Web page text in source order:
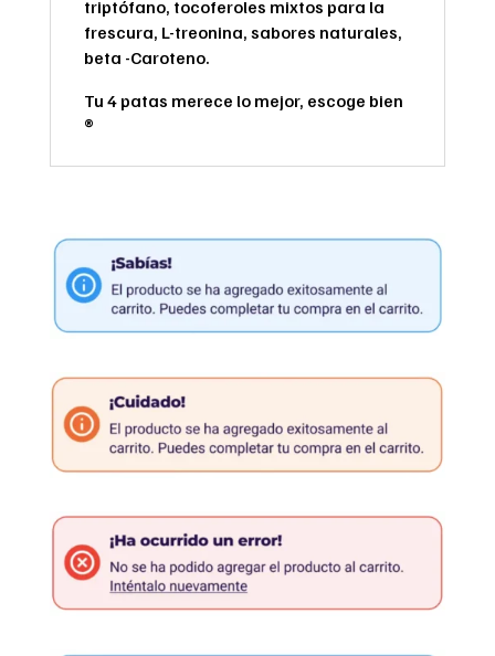
triptófano, tocoferoles mixtos para la
frescura, L-treonina, sabores naturales,
beta -Caroteno.
Tu 4 patas merece lo mejor, escoge bien
®